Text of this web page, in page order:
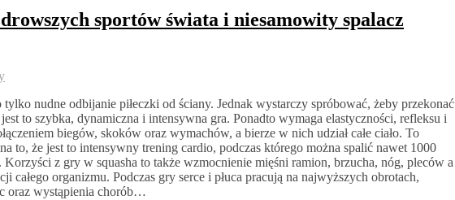
sportów świata i niesamowity spalacz
tylko nudne odbijanie piłeczki od ściany. Jednak wystarczy spróbować, żeby przekonać
to szybka, dynamiczna i intensywna gra. Ponadto wymaga elastyczności, refleksu i
biegów, skoków oraz wymachów, a bierze w nich udział całe ciało. To
to, że jest to intensywny trening cardio, podczas którego można spalić nawet 1000
z gry w squasha to także wzmocnienie mięśni ramion, brzucha, nóg, pleców a
całego organizmu. Podczas gry serce i płuca pracują na najwyższych obrotach,
oraz wystąpienia chorób…